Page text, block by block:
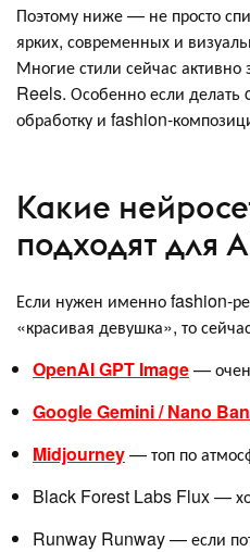
Поэтому ниже — не просто
ярких, современных и
Многие стили сейчас
Reels. Особенно если делать
обработку и fashion-
Какие
подходят для
Если нужен именно fashion-
«красивая девушка», то
OpenAI GPT Image—
Google Gemini / Nano
Midjourney— топ по
Black Forest Labs Flux —
Runway Runway — если